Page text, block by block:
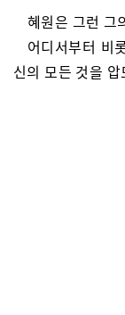
혜원은 그런 그
어디서부터 비
신의 모든 것을